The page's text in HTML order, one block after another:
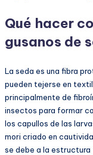
Qué hacer
gusanos de
La seda es una fibra
pueden tejerse en
principalmente de
insectos para formar
los capullos de las
mori criado en
se debe a la estructura